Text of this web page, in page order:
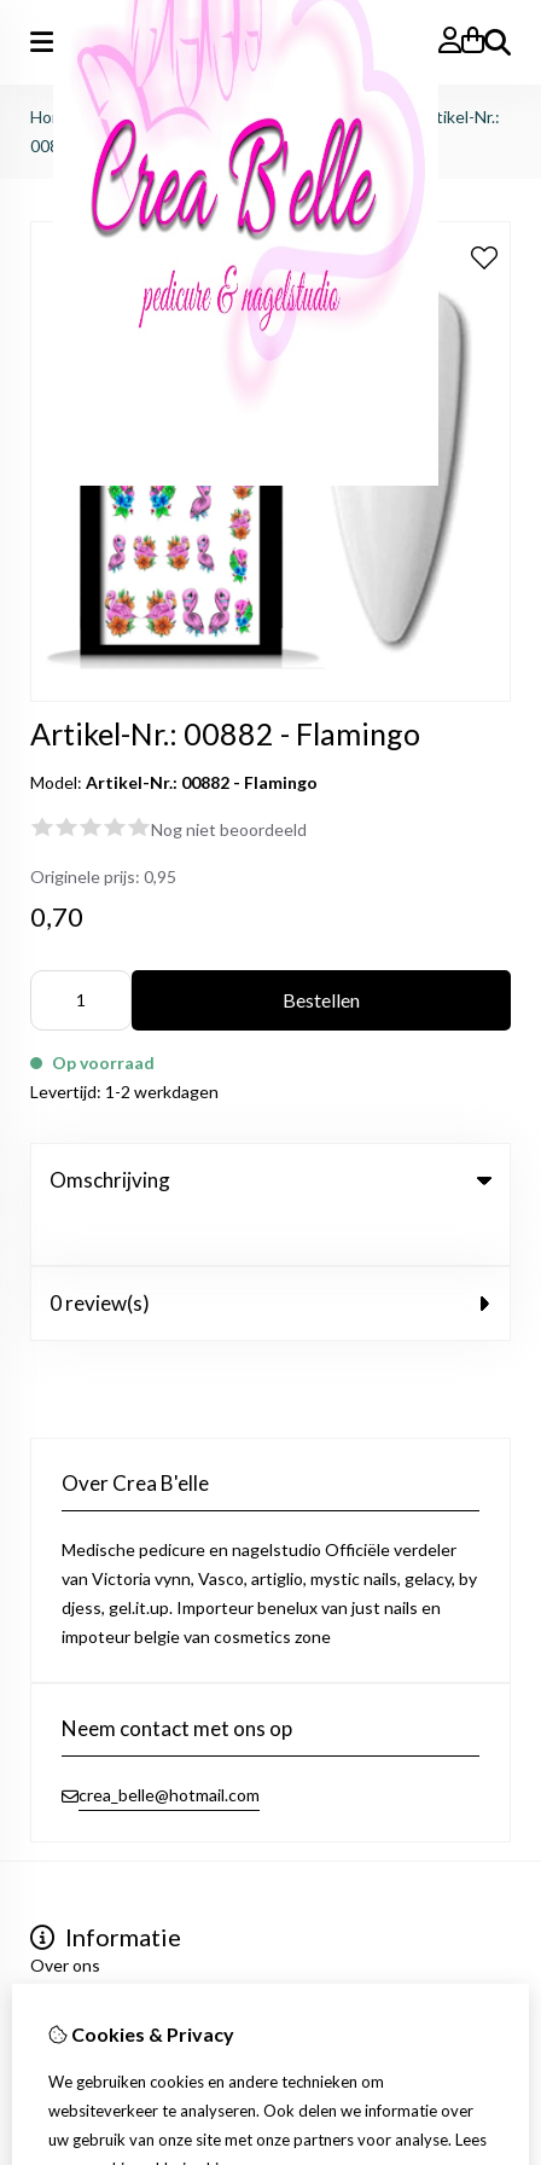
Zoeken
Home afprijzingen>sale waterdecals ink victus > Artikel-Nr.:
00882 - Flamingo
Artikel-Nr.: 00882 - Flamingo
Model: Artikel-Nr.: 00882 - Flamingo
Nog niet beoordeeld
Originele prijs: 0,95
0,70
Bestellen
Op voorraad
Levertijd: 1-2 werkdagen
Omschrijving
0 review(s)
Over Crea B'elle
Medische pedicure en nagelstudio Officiële verdeler
van Victoria vynn, Vasco, artiglio, mystic nails, gelacy, by
djess, gel.it.up. Importeur benelux van just nails en
impoteur belgie van cosmetics zone
Neem contact met ons op
crea_belle@hotmail.com
Informatie
Over ons
Algemene voorwaarden
Mijn account
Inloggen
Bestelhistorie
Verlanglijst
Cookies & Privacy
We gebruiken cookies en andere technieken om
websiteverkeer te analyseren. Ook delen we informatie over
uw gebruik van onze site met onze partners voor analyse. Lees